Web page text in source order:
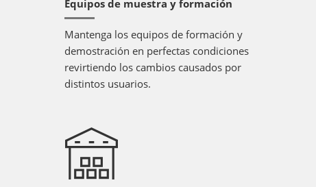
Equipos de muestra y formación
Mantenga los equipos de formación y
demostración en perfectas condiciones
revirtiendo los cambios causados por
distintos usuarios.